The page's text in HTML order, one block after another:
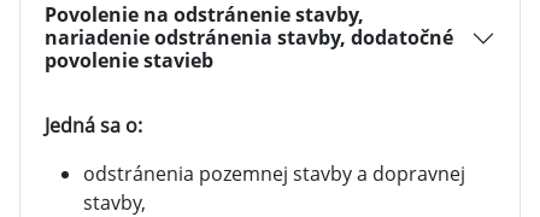
Povolenie na odstránenie stavby,
nariadenie odstránenia stavby, dodatočné
povolenie stavieb
Jedná sa o:
odstránenia pozemnej stavby a dopravnej
stavby,